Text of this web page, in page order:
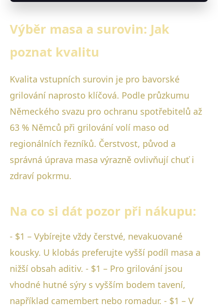
Výběr masa a surovin: Jak
poznat kvalitu
Kvalita vstupních surovin je pro bavorské
grilování naprosto klíčová. Podle průzkumu
Německého svazu pro ochranu spotřebitelů až
63 % Němců při grilování volí maso od
regionálních řezníků. Čerstvost, původ a
správná úprava masa výrazně ovlivňují chuť i
zdraví pokrmu.
Na co si dát pozor při nákupu:
- $1 – Vybírejte vždy čerstvé, nevakuované
kousky. U klobás preferujte vyšší podíl masa a
nižší obsah aditiv. - $1 – Pro grilování jsou
vhodné hutné sýry s vyšším bodem tavení,
například camembert nebo romadur. - $1 – V